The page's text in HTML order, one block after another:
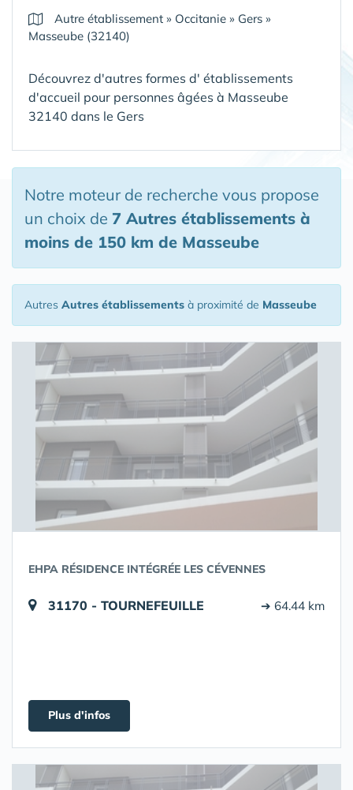
Autre établissement » Occitanie » Gers »
Masseube (32140)
Découvrez d'autres formes d' établissements
d'accueil pour personnes âgées à Masseube
32140 dans le Gers
Notre moteur de recherche vous propose
un choix de 7 Autres établissements à
moins de 150 km de Masseube
Autres Autres établissements à proximité de Masseube
EHPA RÉSIDENCE INTÉGRÉE LES CÉVENNES
31170 - TOURNEFEUILLE ➔ 64.44 km
Plus d'infos